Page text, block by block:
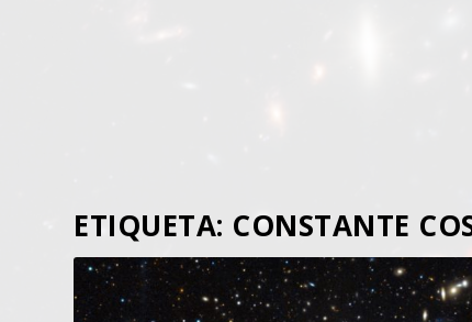
ETIQUETA: CONSTANTE